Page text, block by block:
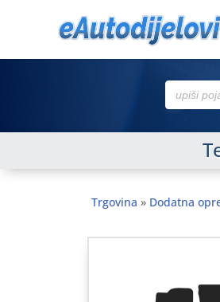
Search
for:
Trgovina » Dodatna